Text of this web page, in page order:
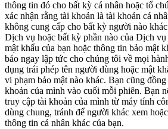
thông tin đó cho bất kỳ cá nhân hoặc tổ
xác nhận rằng tài khoản là tài khoản cá
không cung cấp cho bất kỳ người nào
Dịch vụ hoặc bất kỳ phần nào của Dịch
mật khẩu của bạn hoặc thông tin bảo mật
báo ngay lập tức cho chúng tôi về mọi
dụng trái phép tên người dùng hoặc mật
vi phạm bảo mật nào khác. Bạn cũng
khoản của mình vào cuối mỗi phiên. Bạn
truy cập tài khoản của mình từ máy tính
dùng chung, tránh để người khác xem
thông tin cá nhân khác của bạn.